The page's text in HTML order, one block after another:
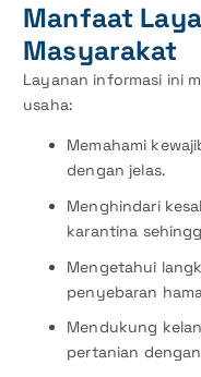
Manfaat
Masyarakat
Layanan informasi ini
usaha:
Memahami
dengan jelas.
Menghindari
karantina
Mengetahui
penyebaran
Mendukung
pertanian